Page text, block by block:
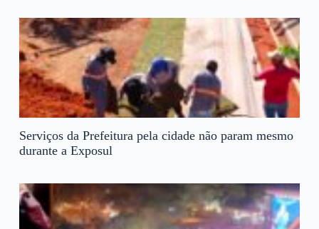
Serviços da Prefeitura pela cidade não param mesmo
durante a Exposul